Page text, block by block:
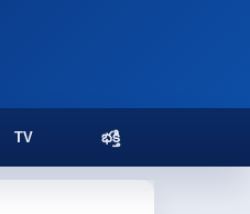
TV భక్తి